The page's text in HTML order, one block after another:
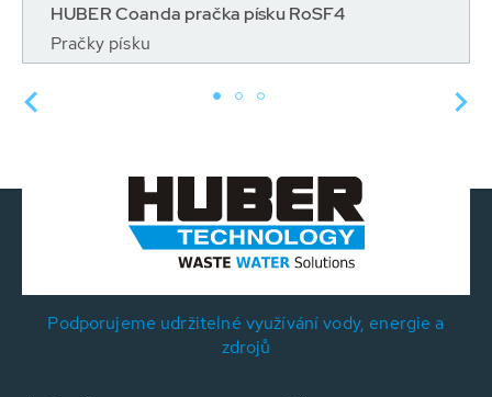
HUBER Coanda pračka písku RoSF4
Pračky písku
Podporujeme udržitelné využívání vody, energie a
zdrojů